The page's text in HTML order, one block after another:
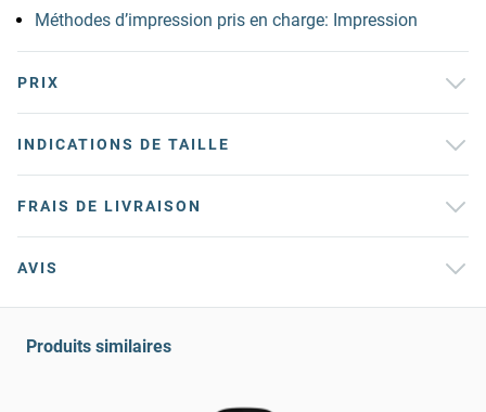
Méthodes d’impression pris en charge: Impression
PRIX
INDICATIONS DE TAILLE
FRAIS DE LIVRAISON
AVIS
Produits similaires